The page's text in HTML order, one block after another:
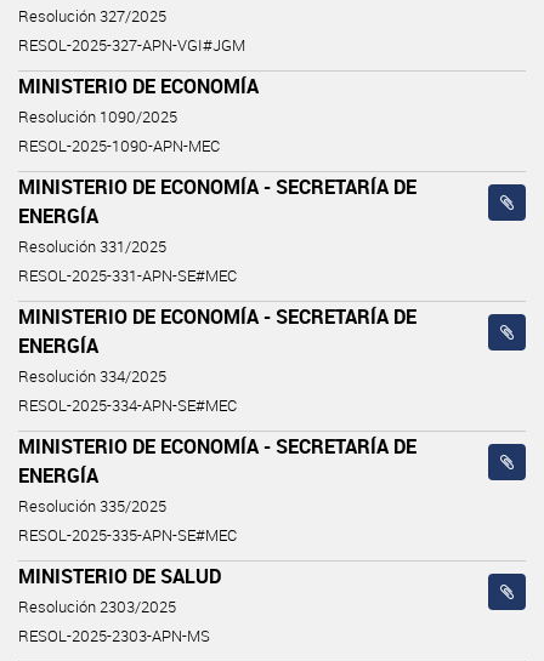
Resolución 327/2025
RESOL-2025-327-APN-VGI#JGM
MINISTERIO DE ECONOMÍA
Resolución 1090/2025
RESOL-2025-1090-APN-MEC
MINISTERIO DE ECONOMÍA - SECRETARÍA DE
ENERGÍA
Resolución 331/2025
RESOL-2025-331-APN-SE#MEC
MINISTERIO DE ECONOMÍA - SECRETARÍA DE
ENERGÍA
Resolución 334/2025
RESOL-2025-334-APN-SE#MEC
MINISTERIO DE ECONOMÍA - SECRETARÍA DE
ENERGÍA
Resolución 335/2025
RESOL-2025-335-APN-SE#MEC
MINISTERIO DE SALUD
Resolución 2303/2025
RESOL-2025-2303-APN-MS